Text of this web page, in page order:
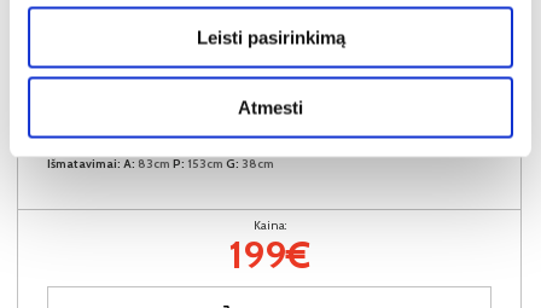
Leisti pasirinkimą
Atmesti
NAUJIENA YRA SANDĖLYJE
NABU E komoda 153 6S
Išmatavimai: A: 83cm P: 153cm G: 38cm
Kaina:
199€